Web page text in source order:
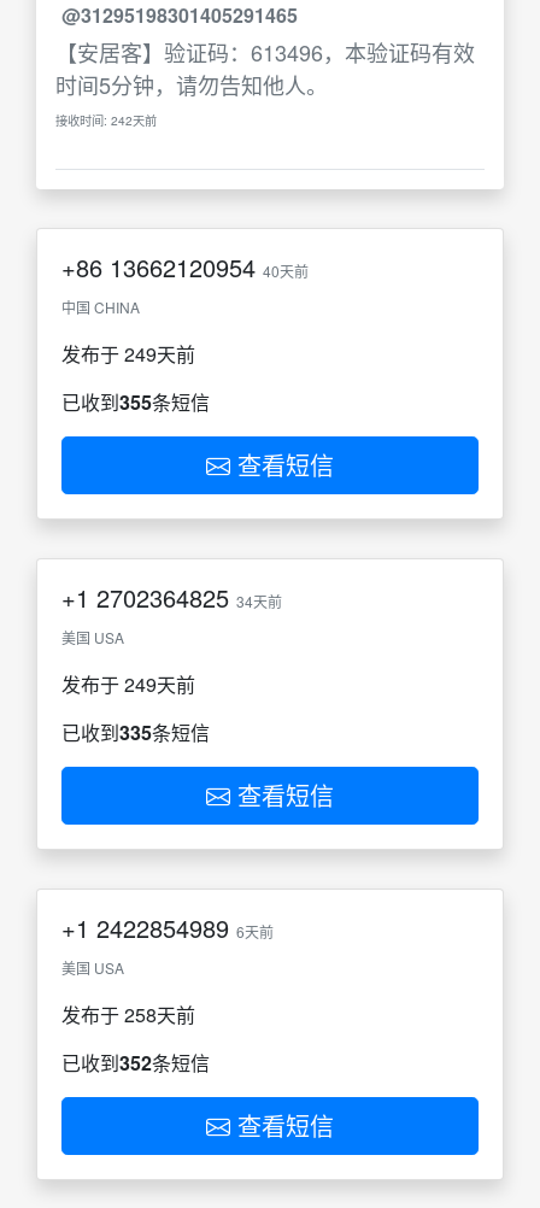
@31295198301405291465
【安居客】验证码：613496，本验证码有效
时间5分钟，请勿告知他人。
接收时间: 242天前
+86 13662120954 40天前
中国 CHINA
发布于 249天前
已收到355条短信
查看短信
+1 2702364825 34天前
美国 USA
发布于 249天前
已收到335条短信
查看短信
+1 2422854989 6天前
美国 USA
发布于 258天前
已收到352条短信
查看短信